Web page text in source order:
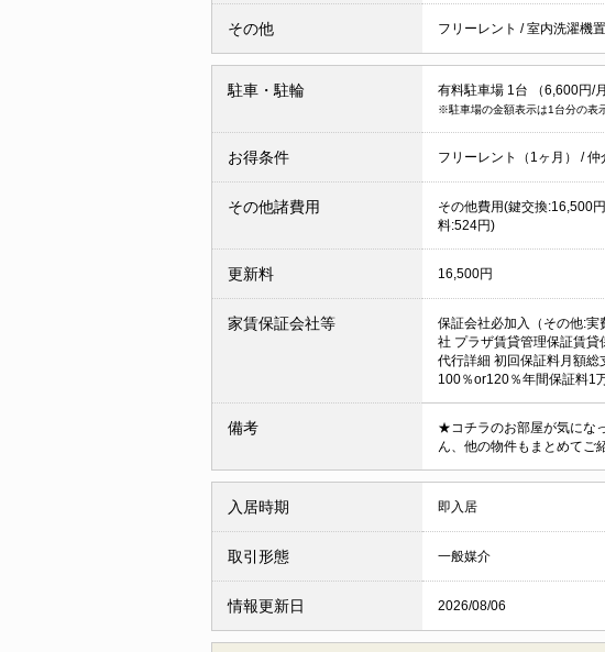
その他 フリーレント /室内洗濯機
駐車・駐輪 有料駐車場 1台 （6,600円/
※駐車場の金額表示は1台分の表
お得条件 フリーレント（1ヶ月） /仲
その他諸費用
その他費用(鍵交換:16,500
料:524円)
更新料 16,500円
家賃保証会社等
保証会社必加入（その他:
社 プラザ賃貸管理保証賃貸
代行詳細 初回保証料月額総
100％or120％年間保証料1
備考
★コチラのお部屋が気にな
ん、他の物件もまとめてご
入居時期 即入居
取引形態 一般媒介
情報更新日 2026/08/06